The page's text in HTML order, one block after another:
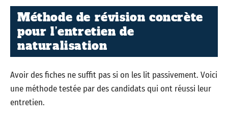
Méthode de révision concrète
pour l’entretien de
naturalisation
Avoir des fiches ne suffit pas si on les lit passivement. Voici
une méthode testée par des candidats qui ont réussi leur
entretien.